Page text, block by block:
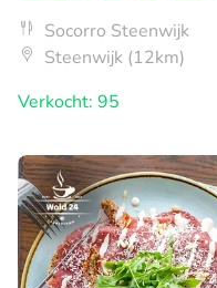
Socorro Steenwijk
Steenwijk (12km)
Verkocht: 95